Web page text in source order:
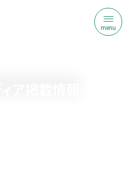
menu